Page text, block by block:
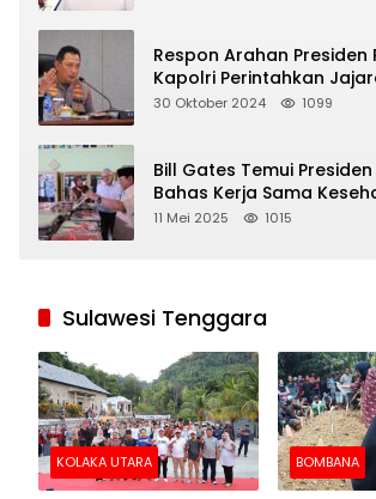
Respon Arahan Presiden
Kapolri Perintahkan
Tegas Pelaku Judi Online
30 Oktober 2024 1099
Bill Gates Temui
Bahas Kerja Sama
Program Makan Bergizi
11 Mei 2025 1015
Sulawesi Tenggara
KOLAKA UTARA BOMBANA